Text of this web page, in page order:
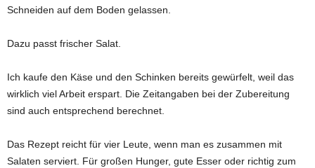
Schneiden auf dem Boden gelassen.
Dazu passt frischer Salat.
Ich kaufe den Käse und den Schinken bereits gewürfelt, weil das
wirklich viel Arbeit erspart. Die Zeitangaben bei der Zubereitung
sind auch entsprechend berechnet.
Das Rezept reicht für vier Leute, wenn man es zusammen mit
Salaten serviert. Für großen Hunger, gute Esser oder richtig zum